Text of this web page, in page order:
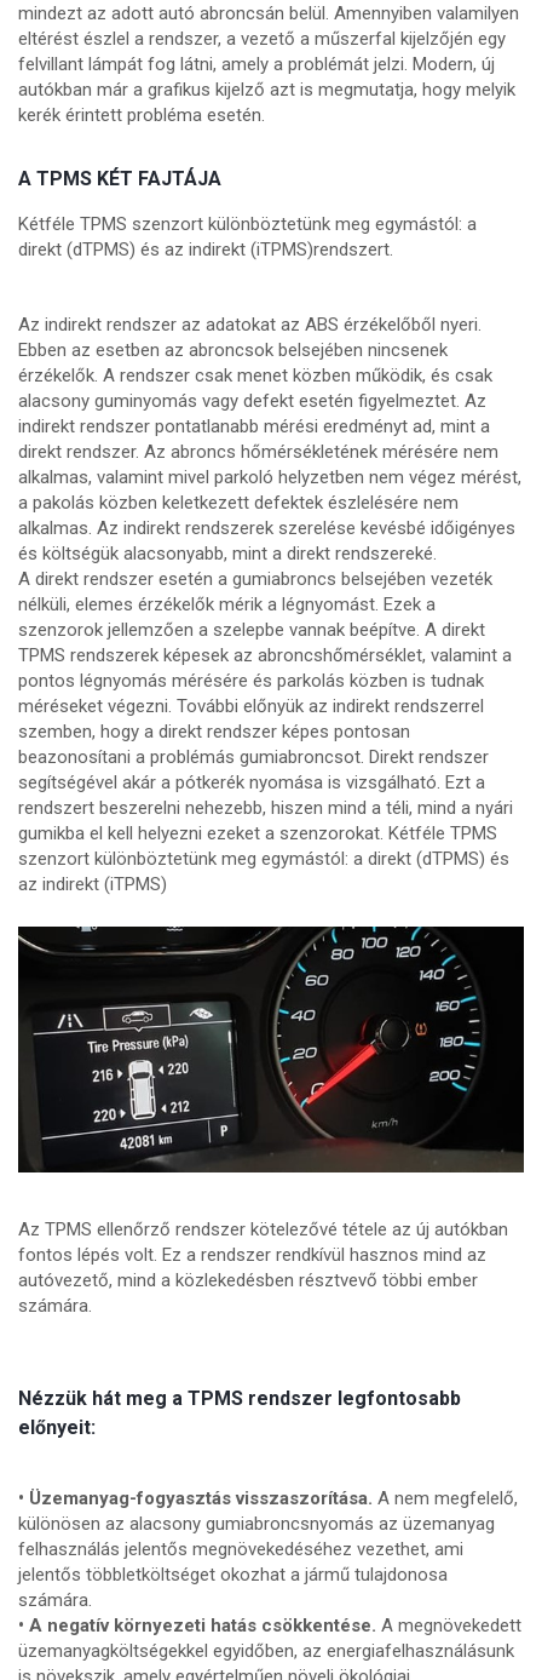
mindezt az adott autó abroncsán belül. Amennyiben valamilyen
eltérést észlel a rendszer, a vezető a műszerfal kijelzőjén egy
felvillant lámpát fog látni, amely a problémát jelzi. Modern, új
autókban már a grafikus kijelző azt is megmutatja, hogy melyik
kerék érintett probléma esetén.
A TPMS KÉT FAJTÁJA
Kétféle TPMS szenzort különböztetünk meg egymástól: a
direkt (dTPMS) és az indirekt (iTPMS)rendszert.
Az indirekt rendszer az adatokat az ABS érzékelőből nyeri.
Ebben az esetben az abroncsok belsejében nincsenek
érzékelők. A rendszer csak menet közben működik, és csak
alacsony guminyomás vagy defekt esetén figyelmeztet. Az
indirekt rendszer pontatlanabb mérési eredményt ad, mint a
direkt rendszer. Az abroncs hőmérsékletének mérésére nem
alkalmas, valamint mivel parkoló helyzetben nem végez mérést,
a pakolás közben keletkezett defektek észlelésére nem
alkalmas. Az indirekt rendszerek szerelése kevésbé időigényes
és költségük alacsonyabb, mint a direkt rendszereké.
A direkt rendszer esetén a gumiabroncs belsejében vezeték
nélküli, elemes érzékelők mérik a légnyomást. Ezek a
szenzorok jellemzően a szelepbe vannak beépítve. A direkt
TPMS rendszerek képesek az abroncshőmérséklet, valamint a
pontos légnyomás mérésére és parkolás közben is tudnak
méréseket végezni. További előnyük az indirekt rendszerrel
szemben, hogy a direkt rendszer képes pontosan
beazonosítani a problémás gumiabroncsot. Direkt rendszer
segítségével akár a pótkerék nyomása is vizsgálható. Ezt a
rendszert beszerelni nehezebb, hiszen mind a téli, mind a nyári
gumikba el kell helyezni ezeket a szenzorokat. Kétféle TPMS
szenzort különböztetünk meg egymástól: a direkt (dTPMS) és
az indirekt (iTPMS)
Az TPMS ellenőrző rendszer kötelezővé tétele az új autókban
fontos lépés volt. Ez a rendszer rendkívül hasznos mind az
autóvezető, mind a közlekedésben résztvevő többi ember
számára.
Nézzük hát meg a TPMS rendszer legfontosabb
előnyeit:
• Üzemanyag-fogyasztás visszaszorítása. A nem megfelelő,
különösen az alacsony gumiabroncsnyomás az üzemanyag
felhasználás jelentős megnövekedéséhez vezethet, ami
jelentős többletköltséget okozhat a jármű tulajdonosa
számára.
• A negatív környezeti hatás csökkentése. A megnövekedett
üzemanyagköltségekkel egyidőben, az energiafelhasználásunk